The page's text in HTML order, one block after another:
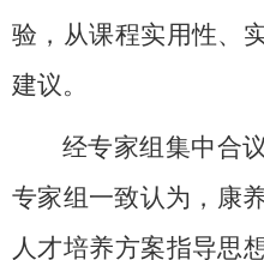
验，从课程实用性、
建议。
经专家组集中合
专家组一致认为，康
人才培养方案指导思